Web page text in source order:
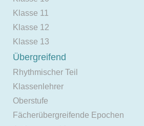
Klasse 11
Klasse 12
Klasse 13
Übergreifend
Rhythmischer Teil
Klassenlehrer
Oberstufe
Fächerübergreifende Epochen